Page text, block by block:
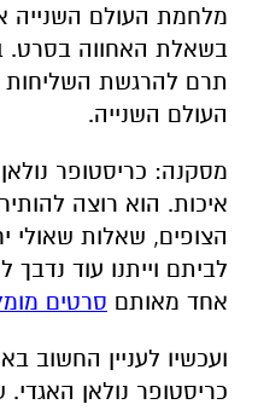
מלחמת העולם
בשאלת האחווה בסרט.
תרם להרגשת
העולם השנייה.
מסקנה: כריסטופר
איכות. הוא רוצה
הצופים, שאלות שאולי
לביתם וייתנו עוד
אחד מאותם סרטים
ועכשיו לעניין החשוב
כריסטופר נולאן